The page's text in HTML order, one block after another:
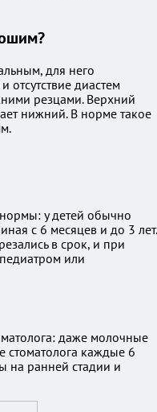
для него
диастем
резцами. Верхний
нижний. В норме такое
у детей обычно
с 6 месяцев и до 3 лет.
в срок, и при
или
даже молочные
стоматолога каждые 6
на ранней стадии и